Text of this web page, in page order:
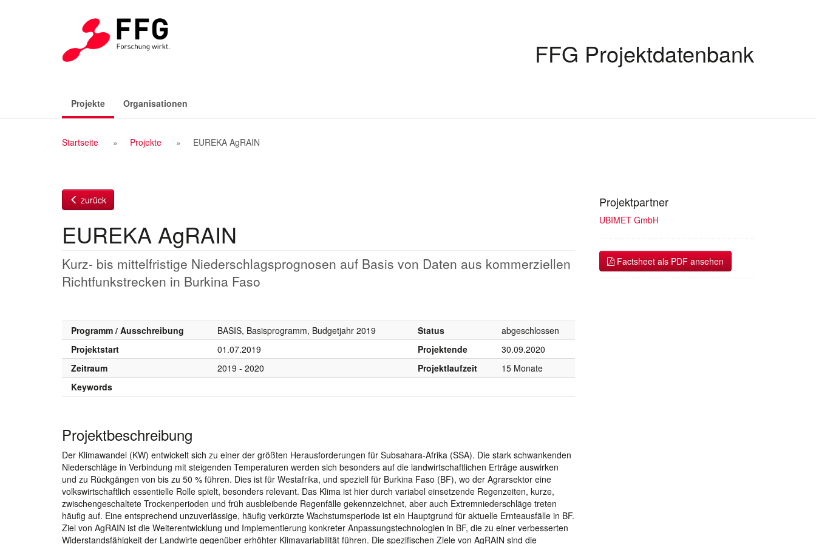
FFG Projektdatenbank
Projekte(aktiv)Organisationen
Breadcrumb
Startseite Projekte EUREKA AgRAIN
zurück
EUREKA AgRAIN
Kurz- bis mittelfristige Niederschlagsprognosen auf Basis von Daten aus kommerziellen
Richtfunkstrecken in Burkina Faso
Programm / Ausschreibung BASIS, Basisprogramm, Budgetjahr 2019 Status
abgeschlossen
Projektstart
01.07.2019 Projektende
30.09.2020
Zeitraum
2019 - 2020 Projektlaufzeit
15 Monate
Keywords
Projektbeschreibung
Der Klimawandel (KW) entwickelt sich zu einer der größten Herausforderungen für Subsahara-Afrika (SSA). Die stark schwankenden
Niederschläge in Verbindung mit steigenden Temperaturen werden sich besonders auf die landwirtschaftlichen Erträge auswirken
und zu Rückgängen von bis zu 50 % führen. Dies ist für Westafrika, und speziell für Burkina Faso (BF), wo der Agrarsektor eine
volkswirtschaftlich essentielle Rolle spielt, besonders relevant. Das Klima ist hier durch variabel einsetzende Regenzeiten, kurze,
zwischengeschaltete Trockenperioden und früh ausbleibende Regenfälle gekennzeichnet, aber auch Extremniederschläge treten
häufig auf. Eine entsprechend unzuverlässige, häufig verkürzte Wachstumsperiode ist ein Hauptgrund für aktuelle Ernteausfälle in BF.
Ziel von AgRAIN ist die Weiterentwicklung und Implementierung konkreter Anpassungstechnologien in BF, die zu einer verbesserten
Widerstandsfähigkeit der Landwirte gegenüber erhöhter Klimavariabilität führen. Die spezifischen Ziele von AgRAIN sind die
Projektpartner
UBIMET GmbH
Factsheet als PDF ansehen